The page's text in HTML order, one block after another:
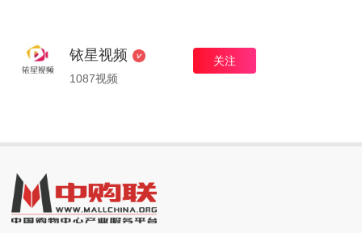
铱星视频
1087视频
关注